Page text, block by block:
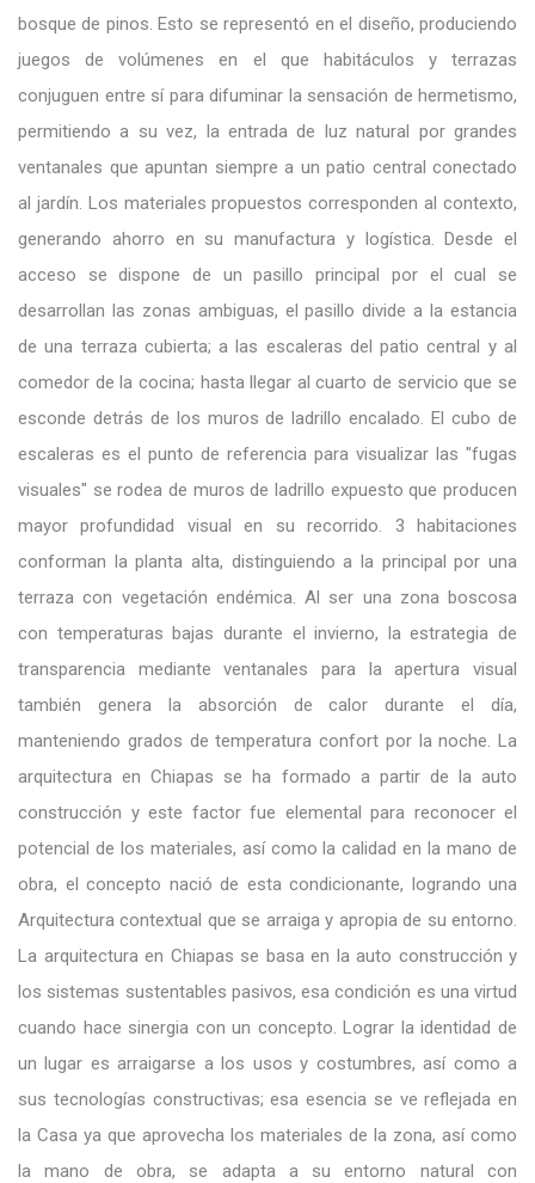
bosque de pinos. Esto se representó en el diseño, produciendo
juegos de volúmenes en el que habitáculos y terrazas
conjuguen entre sí para difuminar la sensación de hermetismo,
permitiendo a su vez, la entrada de luz natural por grandes
ventanales que apuntan siempre a un patio central conectado
al jardín. Los materiales propuestos corresponden al contexto,
generando ahorro en su manufactura y logística. Desde el
acceso se dispone de un pasillo principal por el cual se
desarrollan las zonas ambiguas, el pasillo divide a la estancia
de una terraza cubierta; a las escaleras del patio central y al
comedor de la cocina; hasta llegar al cuarto de servicio que se
esconde detrás de los muros de ladrillo encalado. El cubo de
escaleras es el punto de referencia para visualizar las "fugas
visuales" se rodea de muros de ladrillo expuesto que producen
mayor profundidad visual en su recorrido. 3 habitaciones
conforman la planta alta, distinguiendo a la principal por una
terraza con vegetación endémica. Al ser una zona boscosa
con temperaturas bajas durante el invierno, la estrategia de
transparencia mediante ventanales para la apertura visual
también genera la absorción de calor durante el día,
manteniendo grados de temperatura confort por la noche. La
arquitectura en Chiapas se ha formado a partir de la auto
construcción y este factor fue elemental para reconocer el
potencial de los materiales, así como la calidad en la mano de
obra, el concepto nació de esta condicionante, logrando una
Arquitectura contextual que se arraiga y apropia de su entorno.
La arquitectura en Chiapas se basa en la auto construcción y
los sistemas sustentables pasivos, esa condición es una virtud
cuando hace sinergia con un concepto. Lograr la identidad de
un lugar es arraigarse a los usos y costumbres, así como a
sus tecnologías constructivas; esa esencia se ve reflejada en
la Casa ya que aprovecha los materiales de la zona, así como
la mano de obra, se adapta a su entorno natural con